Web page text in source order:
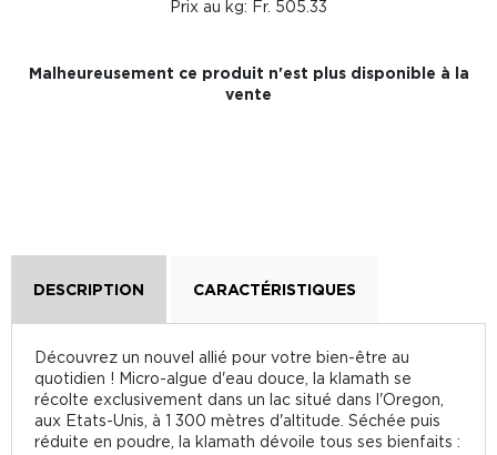
Prix au kg: Fr. 505.33
Malheureusement ce produit n'est plus disponible à la
vente
DESCRIPTION CARACTÉRISTIQUES
Découvrez un nouvel allié pour votre bien-être au
quotidien ! Micro-algue d'eau douce, la klamath se
récolte exclusivement dans un lac situé dans l'Oregon,
aux Etats-Unis, à 1 300 mètres d'altitude. Séchée puis
réduite en poudre, la klamath dévoile tous ses bienfaits :